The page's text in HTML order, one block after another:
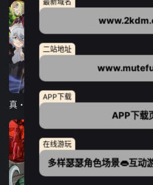
12集全
真・进化果 实不知不觉踏上胜利的人生
12集全
东京猫猫
最新域名
二站地址
APP下载
APP下载
在线游玩
多样瑟瑟角色场景👄互动